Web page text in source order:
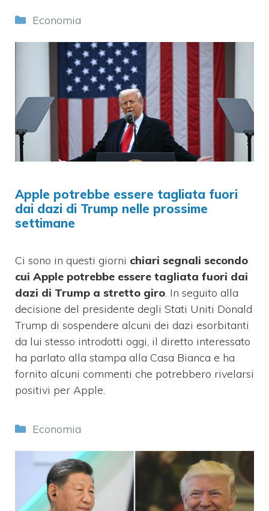
Categorie
Economia
Apple potrebbe essere tagliata fuori
dai dazi di Trump nelle prossime
settimane
Ci sono in questi giorni chiari segnali secondo
cui Apple potrebbe essere tagliata fuori dai
dazi di Trump a stretto giro. In seguito alla
decisione del presidente degli Stati Uniti Donald
Trump di sospendere alcuni dei dazi esorbitanti
da lui stesso introdotti oggi, il diretto interessato
ha parlato alla stampa alla Casa Bianca e ha
fornito alcuni commenti che potrebbero rivelarsi
positivi per Apple.
Categorie
Economia